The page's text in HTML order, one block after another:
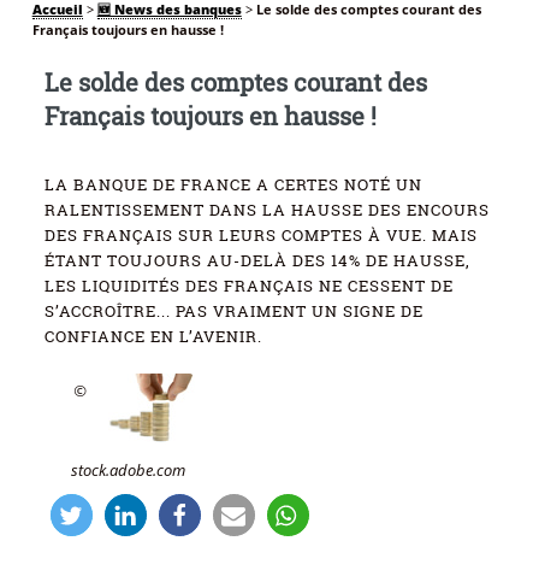
Accueil > 🆕 News des banques> Le solde des comptes courant des
Français toujours en hausse !
Le solde des comptes courant des
Français toujours en hausse !
LA BANQUE DE FRANCE A CERTES NOTÉ UN
RALENTISSEMENT DANS LA HAUSSE DES ENCOURS
DES FRANÇAIS SUR LEURS COMPTES À VUE. MAIS
ÉTANT TOUJOURS AU-DELÀ DES 14% DE HAUSSE,
LES LIQUIDITÉS DES FRANÇAIS NE CESSENT DE
S’ACCROÎTRE... PAS VRAIMENT UN SIGNE DE
CONFIANCE EN L’AVENIR.
©
stock.adobe.com